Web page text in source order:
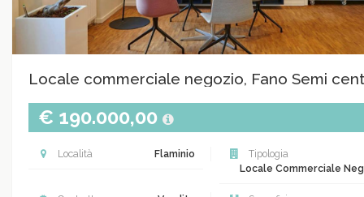
Locale commerciale negozio, Fano Semi
€ 190.000,00
Località Flaminio
Tipologia
Locale Commerciale